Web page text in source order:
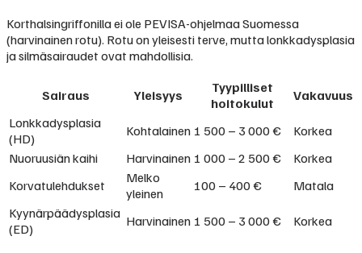
Korthalsingriffonilla ei ole PEVISA-ohjelmaa Suomessa
(harvinainen rotu). Rotu on yleisesti terve, mutta lonkkadysplasia
ja silmäsairaudet ovat mahdollisia.
Sairaus Yleisyys
Tyypilliset
hoitokulut
Vakavuus
Lonkkadysplasia
(HD)
Kohtalainen 1 500 – 3 000 €
Korkea
Nuoruusiän kaihi
Harvinainen 1 000 – 2 500 €
Korkea
Korvatulehdukset
Melko
yleinen
100 – 400 €
Matala
Kyynärpäädysplasia
(ED)
Harvinainen 1 500 – 3 000 € Korkea